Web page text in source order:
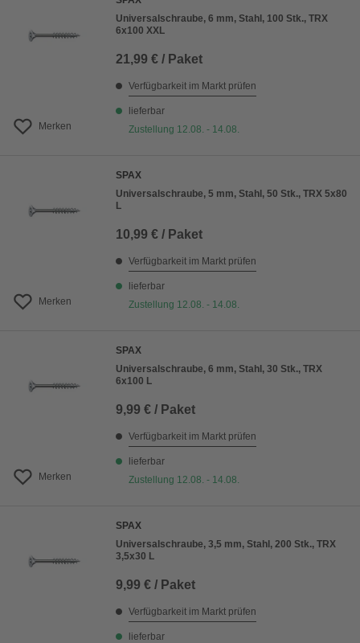
Merken
Universalschraube, 6 mm, Stahl, 100 Stk., TRX
6x100 XXL
21,99 € / Paket
Verfügbarkeit im Markt prüfen
lieferbar
Zustellung 12.08. - 14.08.
Merken
SPAX
Universalschraube, 5 mm, Stahl, 50 Stk., TRX 5x80
L
10,99 € / Paket
Verfügbarkeit im Markt prüfen
lieferbar
Zustellung 12.08. - 14.08.
Merken
SPAX
Universalschraube, 6 mm, Stahl, 30 Stk., TRX
6x100 L
9,99 € / Paket
Verfügbarkeit im Markt prüfen
lieferbar
Zustellung 12.08. - 14.08.
SPAX
Universalschraube, 3,5 mm, Stahl, 200 Stk., TRX
3,5x30 L
9,99 € / Paket
Verfügbarkeit im Markt prüfen
lieferbar